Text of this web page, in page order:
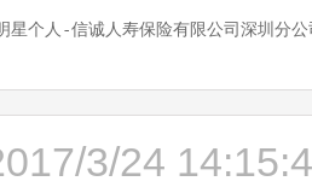
星个人-信诚人寿保险有限公司深圳分
3/24